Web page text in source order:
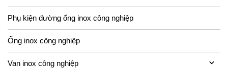
Phụ kiện đường ống inox công nghiệp
Ống inox công nghiệp
Van inox công nghiệp